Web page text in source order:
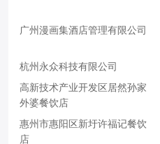
广州漫画集酒店管理有限公司
杭州永众科技有限公司
高新技术产业开发区居然孙家
外婆餐饮店
惠州市惠阳区新圩许福记餐饮
店